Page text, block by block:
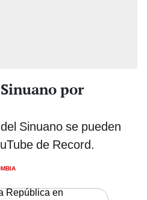
por
Sinuano se pueden
de Record.
República en